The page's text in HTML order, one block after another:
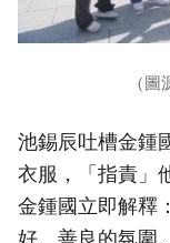
（
池錫辰吐槽金鍾
衣服，「指責」
金鍾國立即解釋
好、善良的氛圍